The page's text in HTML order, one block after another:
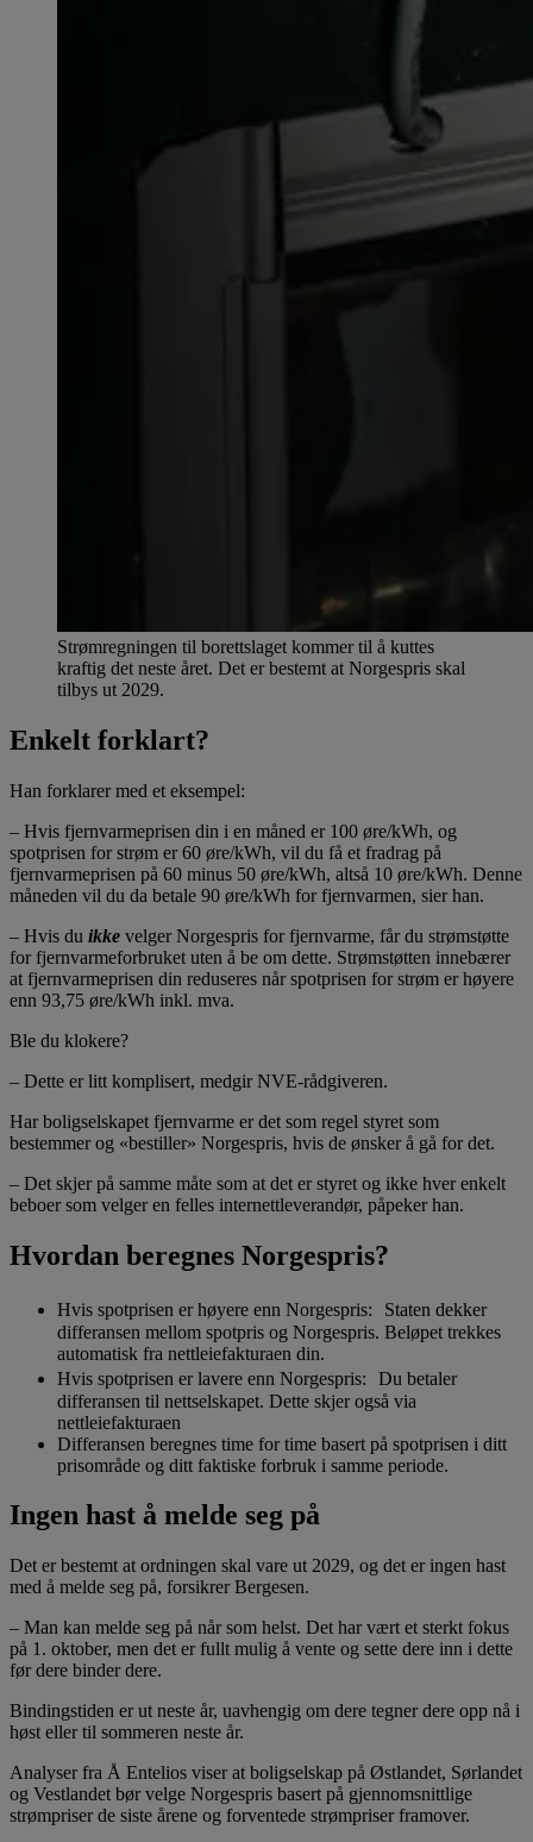
Strømregningen til borettslaget kommer til å kuttes
kraftig det neste året. Det er bestemt at Norgespris skal
tilbys ut 2029.
Enkelt forklart?
Han forklarer med et eksempel:
– Hvis fjernvarmeprisen din i en måned er 100 øre/kWh, og
spotprisen for strøm er 60 øre/kWh, vil du få et fradrag på
fjernvarmeprisen på 60 minus 50 øre/kWh, altså 10 øre/kWh. Denne
måneden vil du da betale 90 øre/kWh for fjernvarmen, sier han.
– Hvis du ikke velger Norgespris for fjernvarme, får du strømstøtte
for fjernvarmeforbruket uten å be om dette. Strømstøtten innebærer
at fjernvarmeprisen din reduseres når spotprisen for strøm er høyere
enn 93,75 øre/kWh inkl. mva.
Ble du klokere?
– Dette er litt komplisert, medgir NVE-rådgiveren.
Har boligselskapet fjernvarme er det som regel styret som
bestemmer og «bestiller» Norgespris, hvis de ønsker å gå for det.
– Det skjer på samme måte som at det er styret og ikke hver enkelt
beboer som velger en felles internettleverandør, påpeker han.
Hvordan beregnes Norgespris?
Hvis spotprisen er høyere enn Norgespris: Staten dekker
differansen mellom spotpris og Norgespris. Beløpet trekkes
automatisk fra nettleiefakturaen din.
Hvis spotprisen er lavere enn Norgespris: Du betaler
differansen til nettselskapet. Dette skjer også via
nettleiefakturaen
Differansen beregnes time for time basert på spotprisen i ditt
prisområde og ditt faktiske forbruk i samme periode.
Ingen hast å melde seg på
Det er bestemt at ordningen skal vare ut 2029, og det er ingen hast
med å melde seg på, forsikrer Bergesen.
– Man kan melde seg på når som helst. Det har vært et sterkt fokus
på 1. oktober, men det er fullt mulig å vente og sette dere inn i dette
før dere binder dere.
Bindingstiden er ut neste år, uavhengig om dere tegner dere opp nå i
høst eller til sommeren neste år.
Analyser fra Å Entelios viser at boligselskap på Østlandet, Sørlandet
og Vestlandet bør velge Norgespris basert på gjennomsnittlige
strømpriser de siste årene og forventede strømpriser framover.